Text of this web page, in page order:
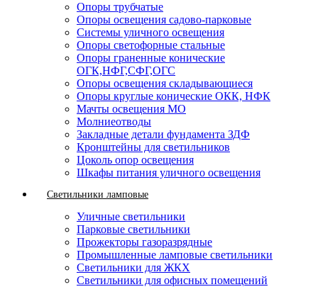
Опоры трубчатые
Опоры освещения садово-парковые
Системы уличного освещения
Опоры светофорные стальные
Опоры граненные конические
ОГК,НФГ,СФГ,ОГС
Опоры освещения складывающиеся
Опоры круглые конические ОКК, НФК
Мачты освещения МО
Молниеотводы
Закладные детали фундамента ЗДФ
Кронштейны для светильников
Цоколь опор освещения
Шкафы питания уличного освещения
Светильники ламповые
Уличные светильники
Парковые светильники
Прожекторы газоразрядные
Промышленные ламповые светильники
Светильники для ЖКХ
Светильники для офисных помещений